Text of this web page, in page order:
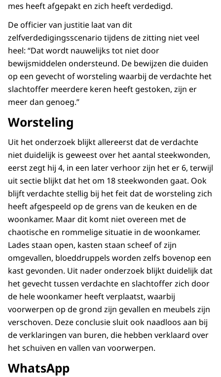
mes heeft afgepakt en zich heeft verdedigd.
De officier van justitie laat van dit
zelfverdedigingsscenario tijdens de zitting niet veel
heel: “Dat wordt nauwelijks tot niet door
bewijsmiddelen ondersteund. De bewijzen die duiden
op een gevecht of worsteling waarbij de verdachte het
slachtoffer meerdere keren heeft gestoken, zijn er
meer dan genoeg.”
Worsteling
Uit het onderzoek blijkt allereerst dat de verdachte
niet duidelijk is geweest over het aantal steekwonden,
eerst zegt hij 4, in een later verhoor zijn het er 6, terwijl
uit sectie blijkt dat het om 18 steekwonden gaat. Ook
blijft verdachte stellig bij het feit dat de worsteling zich
heeft afgespeeld op de grens van de keuken en de
woonkamer. Maar dit komt niet overeen met de
chaotische en rommelige situatie in de woonkamer.
Lades staan open, kasten staan scheef of zijn
omgevallen, bloeddruppels worden zelfs bovenop een
kast gevonden. Uit nader onderzoek blijkt duidelijk dat
het gevecht tussen verdachte en slachtoffer zich door
de hele woonkamer heeft verplaatst, waarbij
voorwerpen op de grond zijn gevallen en meubels zijn
verschoven. Deze conclusie sluit ook naadloos aan bij
de verklaringen van buren, die hebben verklaard over
het schuiven en vallen van voorwerpen.
WhatsApp